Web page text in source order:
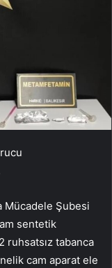
Mücadele Şubesi
sentetik
ruhsatsız tabanca
cam aparat ele